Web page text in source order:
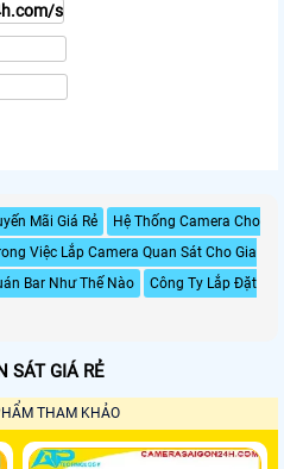
Mãi Giá Rẻ
Hệ Thống Camera Cho
Việc Lắp Camera Quan Sát Cho Gia
Bar Như Thế Nào
Công Ty Lắp Đặt
SÁT GIÁ RẺ
THAM KHẢO